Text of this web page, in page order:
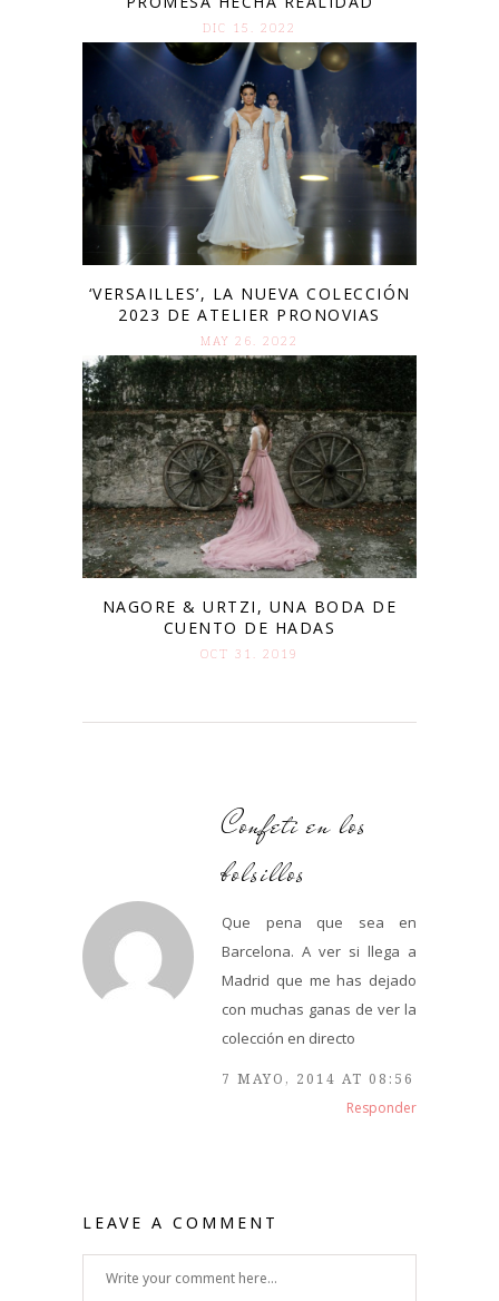
DIC 15. 2022
‘VERSAILLES’, LA NUEVA COLECCIÓN
2023 DE ATELIER PRONOVIAS
MAY 26. 2022
NAGORE & URTZI, UNA BODA DE
CUENTO DE HADAS
OCT 31. 2019
Confeti en los
bolsillos
Que pena que sea en
Barcelona. A ver si llega a
Madrid que me has dejado
con muchas ganas de ver la
colección en directo
7 MAYO, 2014 AT 08:56
Responder
LEAVE A COMMENT